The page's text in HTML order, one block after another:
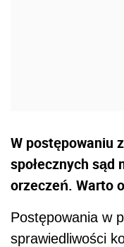
W postępowaniu
społecznych sąd
orzeczeń. Warto
Postępowania w
sprawiedliwości